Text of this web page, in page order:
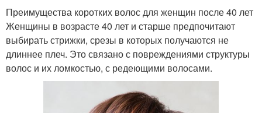
Преимущества коротких волос для женщин после 40 лет
Женщины в возрасте 40 лет и старше предпочитают
выбирать стрижки, срезы в которых получаются не
длиннее плеч. Это связано с повреждениями структуры
волос и их ломкостью, с редеющими волосами.